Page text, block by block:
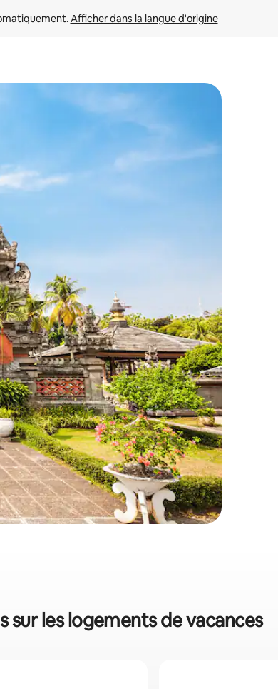
Afficher dans la langue d'origine
vers le bas, ou en appuyant dessus et en les faisant glisser.
sur les logements de vacances